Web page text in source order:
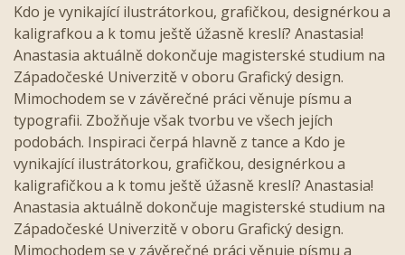
Kdo je vynikající ilustrátorkou, grafičkou, designérkou a
kaligrafkou a k tomu ještě úžasně kreslí? Anastasia!
Anastasia aktuálně dokončuje magisterské studium na
Západočeské Univerzitě v oboru Grafický design.
Mimochodem se v závěrečné práci věnuje písmu a
typografii. Zbožňuje však tvorbu ve všech jejích
podobách. Inspiraci čerpá hlavně z tance a Kdo je
vynikající ilustrátorkou, grafičkou, designérkou a
kaligrafičkou a k tomu ještě úžasně kreslí? Anastasia!
Anastasia aktuálně dokončuje magisterské studium na
Západočeské Univerzitě v oboru Grafický design.
Mimochodem se v závěrečné práci věnuje písmu a